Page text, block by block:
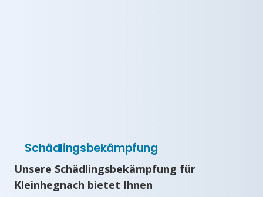
Schädlingsbekämpfung
Unsere Schädlingsbekämpfung für
Kleinhegnach bietet Ihnen